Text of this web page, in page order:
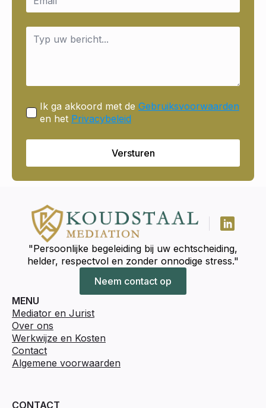
Message
Ik ga akkoord met de Gebruiksvoorwaarden
en het Privacybeleid
Versturen
"Persoonlijke begeleiding bij uw echtscheiding,
helder, respectvol en zonder onnodige stress."
Neem contact op
MENU
Mediator en Jurist
Over ons
Werkwijze en Kosten
Contact
Algemene voorwaarden
CONTACT